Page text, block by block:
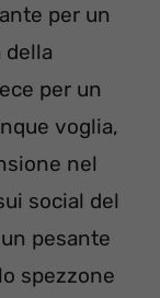
per un
della
per un
voglia,
nel
social del
pesante
spezzone